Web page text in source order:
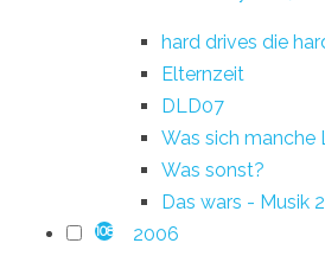
hard drives die
Elternzeit
DLD07
Was sich manche
Was sonst?
Das wars - Musik
108 2006